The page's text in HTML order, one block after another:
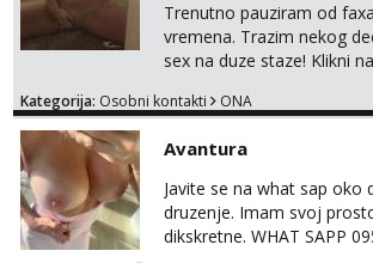
Trenutno pauziram od
vremena. Trazim nekog
sex na duze staze! Klikni
Kategorija: Osobni kontakti ONA
Avantura
Javite se na what sap oko
druzenje. Imam svoj
dikskretne. WHAT SAPP